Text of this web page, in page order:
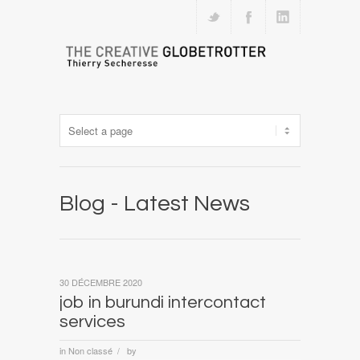
Blog - Latest News
job in burundi intercontact
services
in Non classé / by
30 DÉCEMBRE 2020